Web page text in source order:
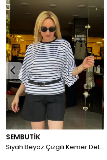
SEMBUTİK
Siyah Beyaz Çizgili Kemer Detaylı Tişört